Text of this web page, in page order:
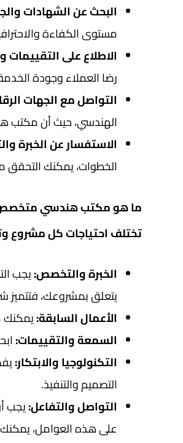
البحث عن الشهادات
مستوى الكفاءة
الاطلاع على التقييمات
رضا العملاء وجودة
التواصل مع الجهات
الهندسي، حيث أن مكتب
الاستفسار عن الخبرة
الخطوات، يمكنك التحقق
ما هو مكتب هندسي
تختلف احتياجات كل مشروع
الخبرة والتخصص:يجب
يتعلق بمشروعك، فتتميز
الأعمال السابقة:يمكنك
السمعة والتقييمات:
التكنولوجيا والابتكار:
التصميم والتنفيذ.
التواصل والتفاعل:يجب
على هذه العوامل،